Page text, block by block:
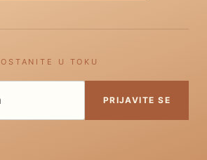
OSTANITE U TOKU
PRIJAVITE SE